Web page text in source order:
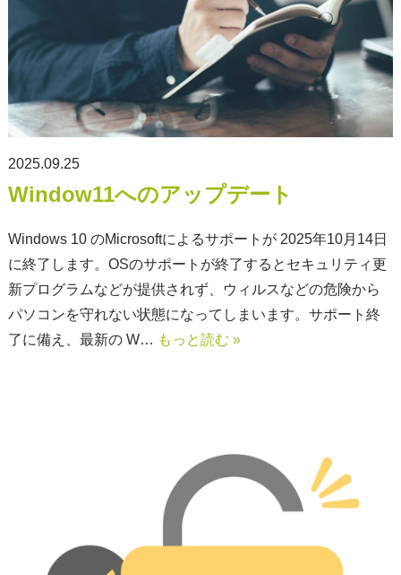
2025.09.25
Window11へのアップデート
Windows 10 のMicrosoftによるサポートが 2025年10月14日
に終了します。OSのサポートが終了するとセキュリティ更
新プログラムなどが提供されず、ウィルスなどの危険から
パソコンを守れない状態になってしまいます。サポート終
了に備え、最新の W… もっと読む »